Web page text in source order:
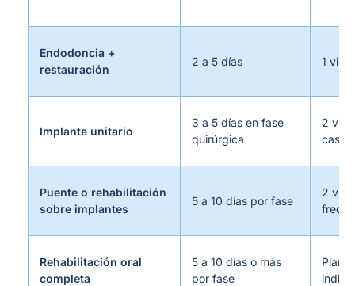
Endodoncia +
restauración
2 a 5 días 1
Implante unitario
3 a 5 días en fase
quirúrgica
2
casos
Puente o rehabilitación
sobre implantes
5 a 10 días por fase
2
Rehabilitación oral
completa
5 a 10 días o más
por fase
Plan